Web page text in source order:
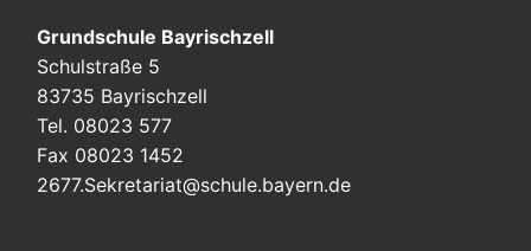
Grundschule Bayrischzell
Schulstraße 5
83735 Bayrischzell
Tel. 08023 577
Fax 08023 1452
2677.Sekretariat@schule.bayern.de